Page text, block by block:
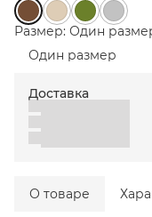
Размер: Один
Один размер
Доставка
О товаре